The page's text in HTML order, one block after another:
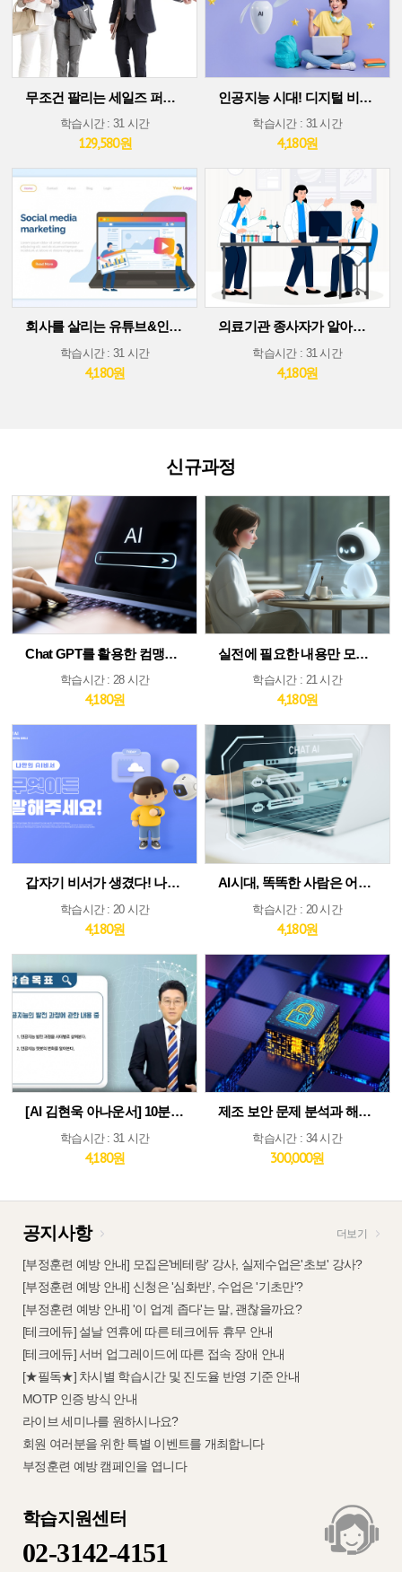
무조건 팔리는 세일즈 퍼포먼스 스킬
학습시간 : 31 시간
129,580원
인공지능 시대! 디지털 비즈니스 플랫폼에서 살아남기(30차시 ver)
학습시간 : 31 시간
4,180원
회사를 살리는 유튜브&인스타그램 소셜 미디어 마케팅
학습시간 : 31 시간
4,180원
의료기관 종사자가 알아야 할 의료기술 트렌드
학습시간 : 31 시간
4,180원
신규과정
Chat GPT를 활용한 컴맹도 쉬운 AI
학습시간 : 28 시간
4,180원
실전에 필요한 내용만 모았다! ChatGPT&AI 툴 활용 가이드
학습시간 : 21 시간
4,180원
갑자기 비서가 생겼다! 나만의 AI인턴 활용법
학습시간 : 20 시간
4,180원
AI시대, 똑똑한 사람은 어떻게 생각하고 질문하는가
학습시간 : 20 시간
4,180원
[AI 김현욱 아나운서] 10분이면 따라하는 직장인 ChatGPT 바이블
학습시간 : 31 시간
4,180원
제조 보안 문제 분석과 해법 : IEC 62443 분석 및 구축 전략 집중 분석
학습시간 : 34 시간
300,000원
공지사항 더보기
[부정훈련 예방 안내] 모집은'베테랑' 강사, 실제수업은'초보' 강사?
[부정훈련 예방 안내] 신청은 '심화반', 수업은 '기초만'?
[부정훈련 예방 안내] '이 업계 좁다'는 말, 괜찮을까요?
[테크에듀] 설날 연휴에 따른 테크에듀 휴무 안내
[테크에듀] 서버 업그레이드에 따른 접속 장애 안내
[★필독★] 차시별 학습시간 및 진도율 반영 기준 안내
MOTP 인증 방식 안내
라이브 세미나를 원하시나요?
회원 여러분을 위한 특별 이벤트를 개최합니다
부정훈련 예방 캠페인을 엽니다
학습지원센터
02-3142-4151